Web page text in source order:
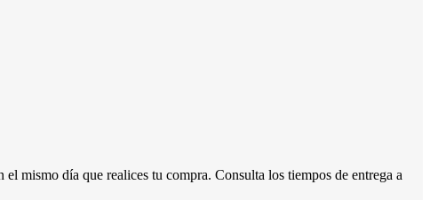
mismo día que realices tu compra. Consulta los tiempos de entrega a